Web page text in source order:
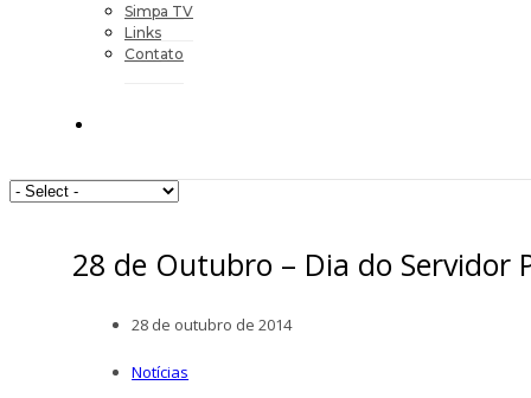
Simpa TV
Links
Contato
28 de Outubro – Dia do Servidor
28 de outubro de 2014
Notícias